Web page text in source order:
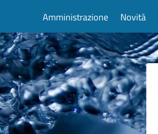
Amministrazione Novità